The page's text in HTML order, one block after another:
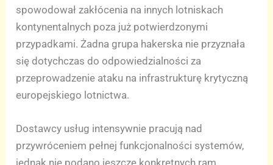
spowodował zakłócenia na innych lotniskach
kontynentalnych poza już potwierdzonymi
przypadkami. Żadna grupa hakerska nie przyznała
się dotychczas do odpowiedzialności za
przeprowadzenie ataku na infrastrukturę krytyczną
europejskiego lotnictwa.
Dostawcy usług intensywnie pracują nad
przywróceniem pełnej funkcjonalności systemów,